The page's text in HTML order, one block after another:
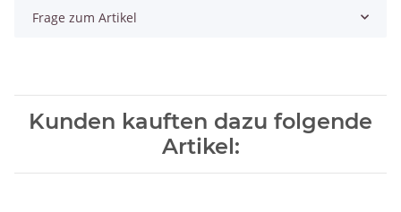
Frage zum Artikel
Kunden kauften dazu folgende
Artikel: